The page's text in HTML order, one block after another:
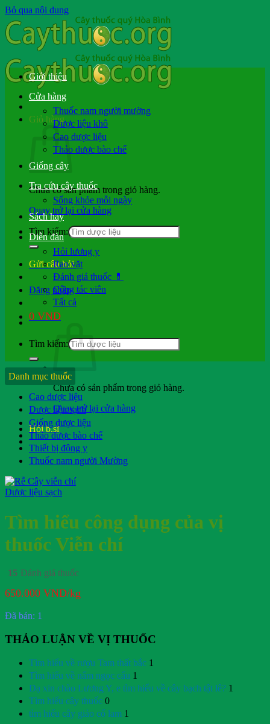
Bỏ qua nội dung
Giỏ hàng
Chưa có sản phẩm trong giỏ hàng.
Quay trở lại cửa hàng
Tìm kiếm:
Gửi câu hỏi
Đăng nhập
0 VND
Chưa có sản phẩm trong giỏ hàng.
Quay trở lại cửa hàng
Hỏi b.sĩ
Giới thiệu
Cửa hàng
Thuốc nam người mường
Dược liệu khô
Cao dược liệu
Thảo dược bào chế
Giống cây
Tra cứu cây thuốc
Sống khỏe mỗi ngày
Sách hay
Diễn đàn
Hỏi lương y
Rao vặt
Đánh giá thuốc 💊
Cộng tác viên
Tất cả
Tìm kiếm:
Danh mục thuốc
Cao dược liệu
Dược liệu sạch
Giống dược liệu
Thảo dược bào chế
Thiết bị đông y
Thuốc nam người Mường
Dược liệu sạch
Tìm hiểu công dụng của vị
thuốc Viễn chí
15 Đánh giá thuốc
650.000 VND/kg
Đã bán: 1
THẢO LUẬN VỀ VỊ THUỐC
Tìm hiểu về rượu Tam thất bắc 1
Tìm hiểu về nấm ngọc cẩu 1
Dạ xin chào Lương Y, e tìm hiểu về cây bạch tật lê? 1
Tìm hiểu cây thuốc 0
tìm hiểu cây giảo cổ lam 1